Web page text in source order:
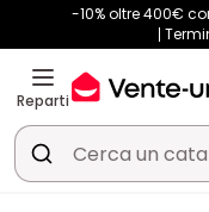
-10% oltre 400€
Reparti